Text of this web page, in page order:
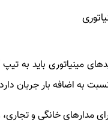
به اضافه بار جریان